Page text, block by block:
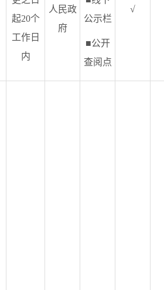
起20个
工作日
内
人民政
府
公示栏
■公开
查阅点
√